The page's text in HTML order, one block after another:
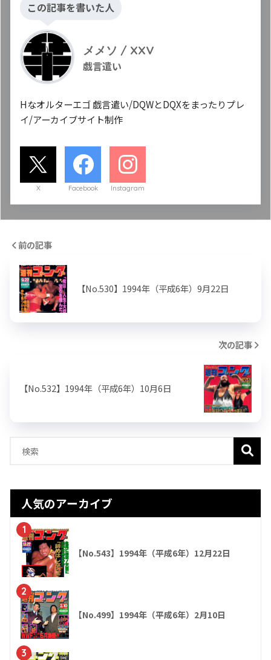
この記事を書いた人
メメソ / XXV
戯言遣い
Hなオルターエゴ 戯言遣い/DQWとDQXをまったりプレ
イ/アーカイブサイト制作
X Facebook Instagram
前の記事
【No.530】1994年（平成6年）9月22日
次の記事
【No.532】1994年（平成6年）10月6日
人気のアーカイブ
1
【No.543】1994年（平成6年）12月22日
2
【No.499】1994年（平成6年）2月10日
3